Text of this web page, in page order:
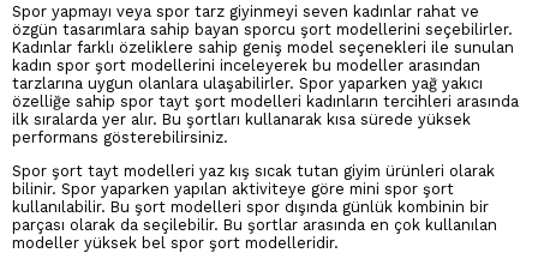
Spor yapmayı veya spor tarz giyinmeyi seven kadınlar rahat ve
özgün tasarımlara sahip bayan sporcu şort modellerini seçebilirler.
Kadınlar farklı özeliklere sahip geniş model seçenekleri ile sunulan
kadın spor şort modellerini inceleyerek bu modeller arasından
tarzlarına uygun olanlara ulaşabilirler. Spor yaparken yağ yakıcı
özelliğe sahip spor tayt şort modelleri kadınların tercihleri arasında
ilk sıralarda yer alır. Bu şortları kullanarak kısa sürede yüksek
performans gösterebilirsiniz.
Spor şort tayt modelleri yaz kış sıcak tutan giyim ürünleri olarak
bilinir. Spor yaparken yapılan aktiviteye göre mini spor şort
kullanılabilir. Bu şort modelleri spor dışında günlük kombinin bir
parçası olarak da seçilebilir. Bu şortlar arasında en çok kullanılan
modeller yüksek bel spor şort modelleridir.